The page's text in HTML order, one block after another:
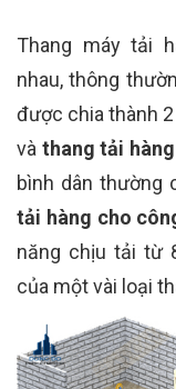
Thang máy tải
nhau, thông
được chia thành
và thang tải
bình dân thường
tải hàng cho
năng chịu tải từ
của một vài loại